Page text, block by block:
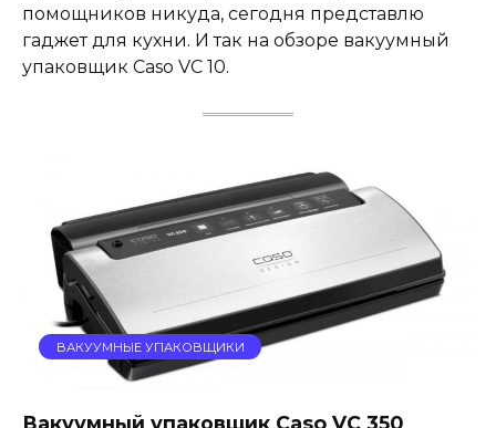
помощников никуда, сегодня представлю
гаджет для кухни. И так на обзоре вакуумный
упаковщик Caso VC 10.
ВАКУУМНЫЕ УПАКОВЩИКИ
Вакуумный упаковщик Caso VC 350